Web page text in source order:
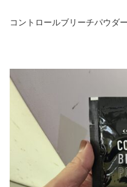
コントロールブリーチパウダ